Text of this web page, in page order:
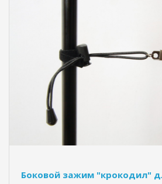
Боковой зажим "крокодил"